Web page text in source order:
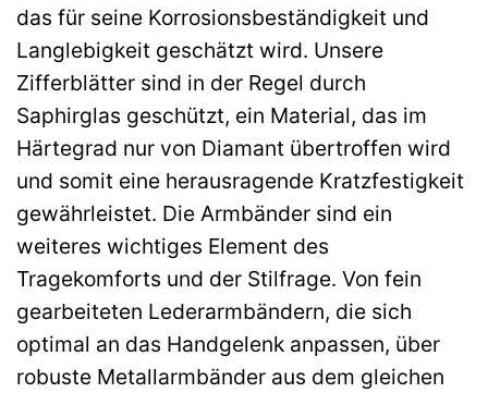
das für seine Korrosionsbeständigkeit und
Langlebigkeit geschätzt wird. Unsere
Zifferblätter sind in der Regel durch
Saphirglas geschützt, ein Material, das im
Härtegrad nur von Diamant übertroffen wird
und somit eine herausragende Kratzfestigkeit
gewährleistet. Die Armbänder sind ein
weiteres wichtiges Element des
Tragekomforts und der Stilfrage. Von fein
gearbeiteten Lederarmbändern, die sich
optimal an das Handgelenk anpassen, über
robuste Metallarmbänder aus dem gleichen